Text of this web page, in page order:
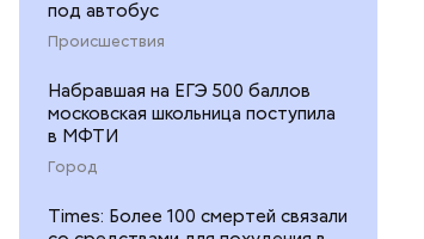
под автобус
Происшествия
Набравшая на ЕГЭ 500 баллов
московская школьница поступила
в МФТИ
Город
Times: Более 100 смертей связали